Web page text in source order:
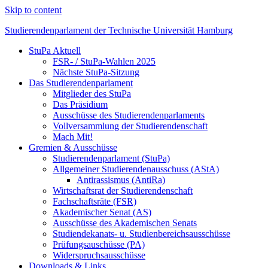
Skip to content
Studierendenparlament der Technische Universität Hamburg
Studierendenparlament der TUHH
StuPa Aktuell
FSR- / StuPa-Wahlen 2025
Nächste StuPa-Sitzung
Das Studierendenparlament
Mitglieder des StuPa
Das Präsidium
Ausschüsse des Studierendenparlaments
Vollversammlung der Studierendenschaft
Mach Mit!
Gremien & Ausschüsse
Studierendenparlament (StuPa)
Allgemeiner Studierendenausschuss (AStA)
Antirassismus (AntiRa)
Wirtschaftsrat der Studierendenschaft
Fachschaftsräte (FSR)
Akademischer Senat (AS)
Ausschüsse des Akademischen Senats
Studiendekanats- u. Studienbereichsausschüsse
Prüfungsauschüsse (PA)
Widerspruchsausschüsse
Downloads & Links